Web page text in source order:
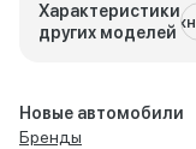
Характеристики
других моделей
Новые автомобили
Бренды